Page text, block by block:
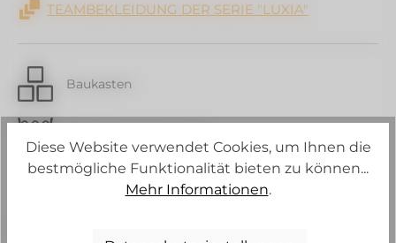
TEAMBEKLEIDUNG DER SERIE "LUXIA"
Baukasten
Strech
Diese Website verwendet Cookies, um Ihnen die
bestmögliche Funktionalität bieten zu können...
Mehr Informationen.